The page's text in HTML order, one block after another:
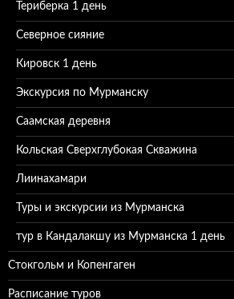
Териберка 1 день
Северное сияние
Кировск 1 день
Экскурсия по Мурманску
Саамская деревня
Кольская Сверхглубокая Скважина
Лиинахамари
Туры и экскурсии из Мурманска
тур в Кандалакшу из Мурманска 1 день
Стокгольм и Копенгаген
Расписание туров